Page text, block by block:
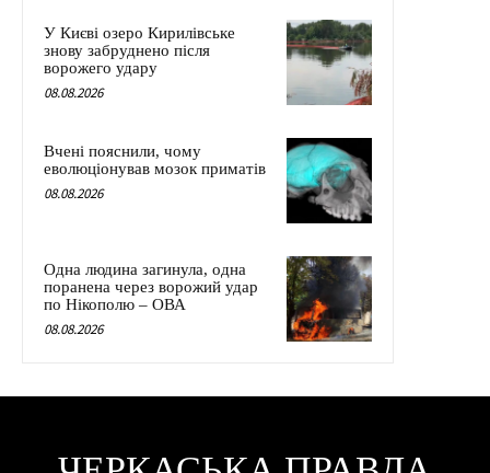
У Києві озеро Кирилівське
знову забруднено після
ворожего удару
08.08.2026
Вчені пояснили, чому
еволюціонував мозок приматів
08.08.2026
Одна людина загинула, одна
поранена через ворожий удар
по Нікополю – ОВА
08.08.2026